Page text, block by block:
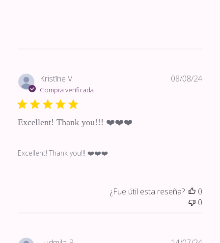
Kristīne V.
Compra verificada
Excellent! Thank you!!! ❤️❤️❤️
Excellent! Thank you!!! ❤️❤️❤️
08/08/24
¿Fue útil esta reseña?
0
0